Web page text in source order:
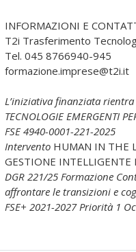
INFORMAZIONI E
T2i Trasferimento
Tel. 045 8766940-945
formazione.imprese@t2i.it
L’iniziativa finanziata rientra
TECNOLOGIE EMERGENTI
FSE 4940-0001-221-2025
Intervento HUMAN IN THE
GESTIONE INTELLIGENTE
DGR 221/25 Formazione
affrontare le transizioni e
FSE+ 2021-2027 Priorità 1